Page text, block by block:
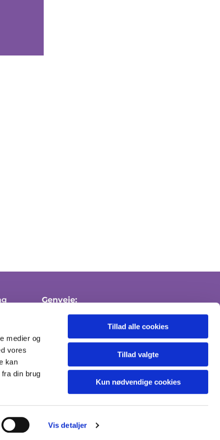
medier og
vores
kan
din brug
Vis detaljer
Tillad alle cookies
Tillad valgte
Kun nødvendige cookies
Genveje:
Medlemskab af folkekirken